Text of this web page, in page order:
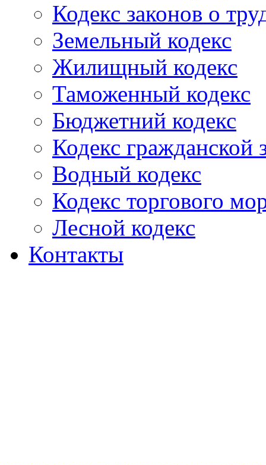
Кодекс законов о
Земельный кодекс
Жилищный кодекс
Таможенный кодекс
Бюджетний кодекс
Кодекс гражданской
Водный кодекс
Кодекс торгового
Лесной кодекс
Контакты